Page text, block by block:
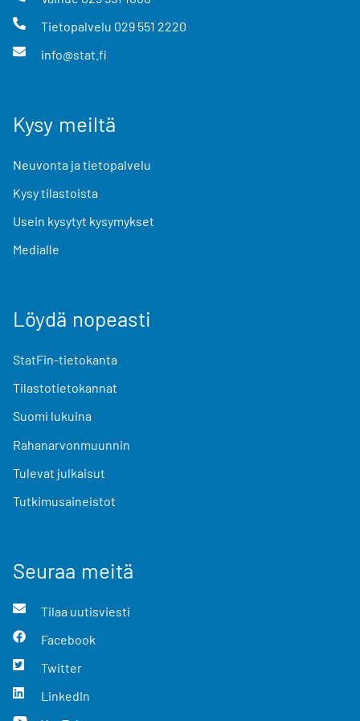
Tietopalvelu 029 551 2220
info@stat.fi
Kysy meiltä
Neuvonta ja tietopalvelu
Kysy tilastoista
Usein kysytyt kysymykset
Medialle
Löydä nopeasti
StatFin-tietokanta
Tilastotietokannat
Suomi lukuina
Rahanarvonmuunnin
Tulevat julkaisut
Tutkimusaineistot
Seuraa meitä
Tilaa uutisviesti
Facebook
Twitter
LinkedIn